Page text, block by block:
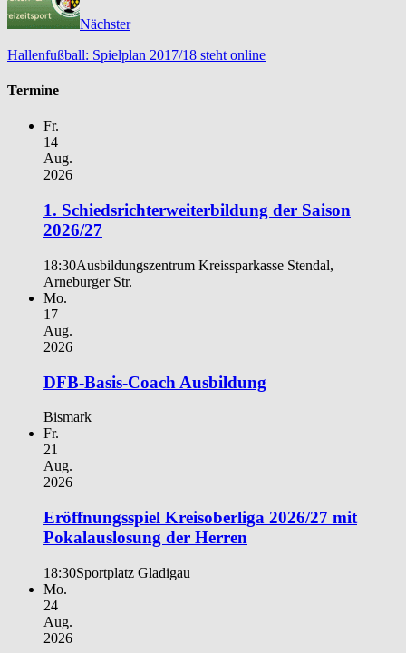
Nächster
Hallenfußball: Spielplan 2017/18 steht online
Termine
Fr.
14
Aug.
2026
1. Schiedsrichterweiterbildung der Saison
2026/27
18:30Ausbildungszentrum Kreissparkasse Stendal,
Arneburger Str.
Mo.
17
Aug.
2026
DFB-Basis-Coach Ausbildung
Bismark
Fr.
21
Aug.
2026
Eröffnungsspiel Kreisoberliga 2026/27 mit
Pokalauslosung der Herren
18:30Sportplatz Gladigau
Mo.
24
Aug.
2026